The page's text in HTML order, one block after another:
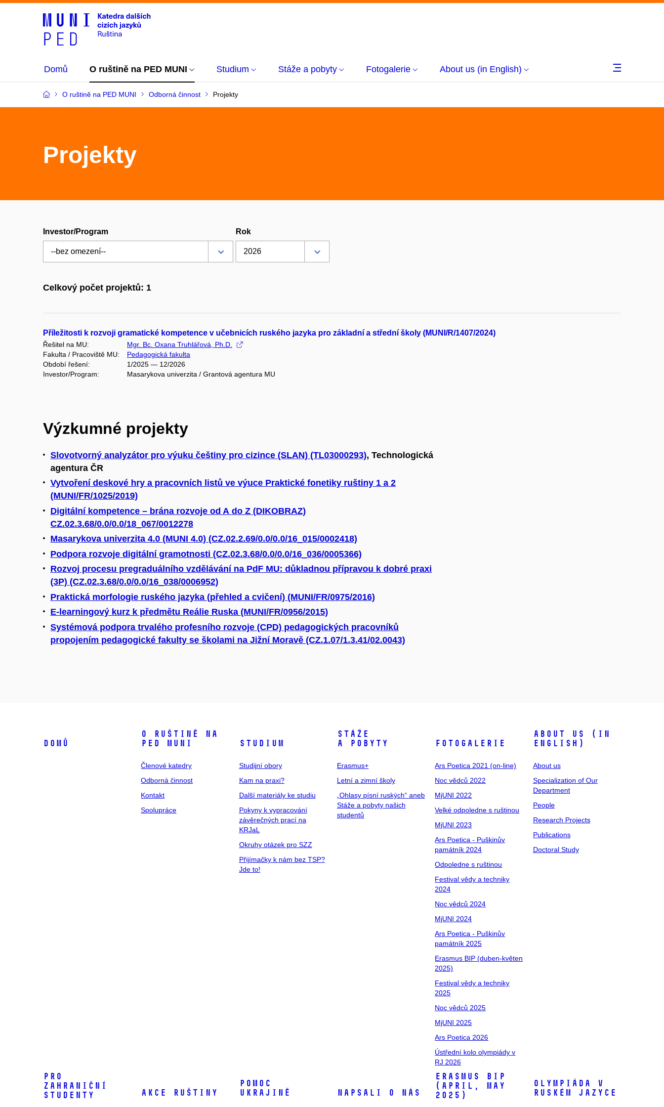
Domů O ruštině na PED MUNI Studium Stáže a pobyty Fotogalerie About us (in English)
O ruštině na PED MUNI Odborná činnost Projekty
Projekty
Investor/Program Rok
Celkový počet projektů: 1
Příležitosti k rozvoji gramatické kompetence v učebnicích ruského jazyka pro základní a střední školy (MUNI/R/1407/2024)
Řešitel na MU:
Mgr. Bc. Oxana Truhlářová, Ph.D.
Fakulta / Pracoviště MU:
Pedagogická fakulta
Období řešení:
1/2025 — 12/2026
Investor/Program:
Masarykova univerzita / Grantová agentura MU
Výzkumné projekty
Slovotvorný analyzátor pro výuku češtiny pro cizince (SLAN) (TL03000293), Technologická
agentura ČR
Vytvoření deskové hry a pracovních listů ve výuce Praktické fonetiky ruštiny 1 a 2
(MUNI/FR/1025/2019)
Digitální kompetence – brána rozvoje od A do Z (DIKOBRAZ)
CZ.02.3.68/0.0/0.0/18_067/0012278
Masarykova univerzita 4.0 (MUNI 4.0) (CZ.02.2.69/0.0/0.0/16_015/0002418)
Podpora rozvoje digitální gramotnosti (CZ.02.3.68/0.0/0.0/16_036/0005366)
Rozvoj procesu pregraduálního vzdělávání na PdF MU: důkladnou přípravou k dobré praxi
(3P) (CZ.02.3.68/0.0/0.0/16_038/0006952)
Praktická morfologie ruského jazyka (přehled a cvičení) (MUNI/FR/0975/2016)
E-learningový kurz k předmětu Reálie Ruska (MUNI/FR/0956/2015)
Systémová podpora trvalého profesního rozvoje (CPD) pedagogických pracovníků
propojením pedagogické fakulty se školami na Jižní Moravě (CZ.1.07/1.3.41/02.0043)
Domů
O ruštině na
PED MUNI
Členové katedry
Odborná činnost
Kontakt
Spolupráce
Studium
Studijní obory
Kam na praxi?
Další materiály ke studiu
Pokyny k vypracování
závěrečných prací na
KRJaL
Okruhy otázek pro SZZ
Přijímačky k nám bez TSP?
Jde to!
Stáže
a pobyty
Erasmus+
Letní a zimní školy
„Ohlasy písní ruských“ aneb
Stáže a pobyty našich
studentů
Fotogalerie
Ars Poetica 2021 (on-line)
Noc vědců 2022
MjUNI 2022
Velké odpoledne s ruštinou
MjUNI 2023
Ars Poetica - Puškinův
památník 2024
Odpoledne s ruštinou
Festival vědy a techniky
2024
Noc vědců 2024
MjUNI 2024
Ars Poetica - Puškinův
památník 2025
Erasmus BIP (duben-květen
2025)
Festival vědy a techniky
2025
Noc vědců 2025
MjUNI 2025
Ars Poetica 2026
Ústřední kolo olympiády v
RJ 2026
About us (in
English)
About us
Specialization of Our
Department
People
Research Projects
Publications
Doctoral Study
Pro
zahraniční
studenty
Akce ruštiny
Pomoc
Ukrajině
Napsali o nás
ERASMUS BIP
(April, May
2025)
Olympiáda v
ruském jazyce